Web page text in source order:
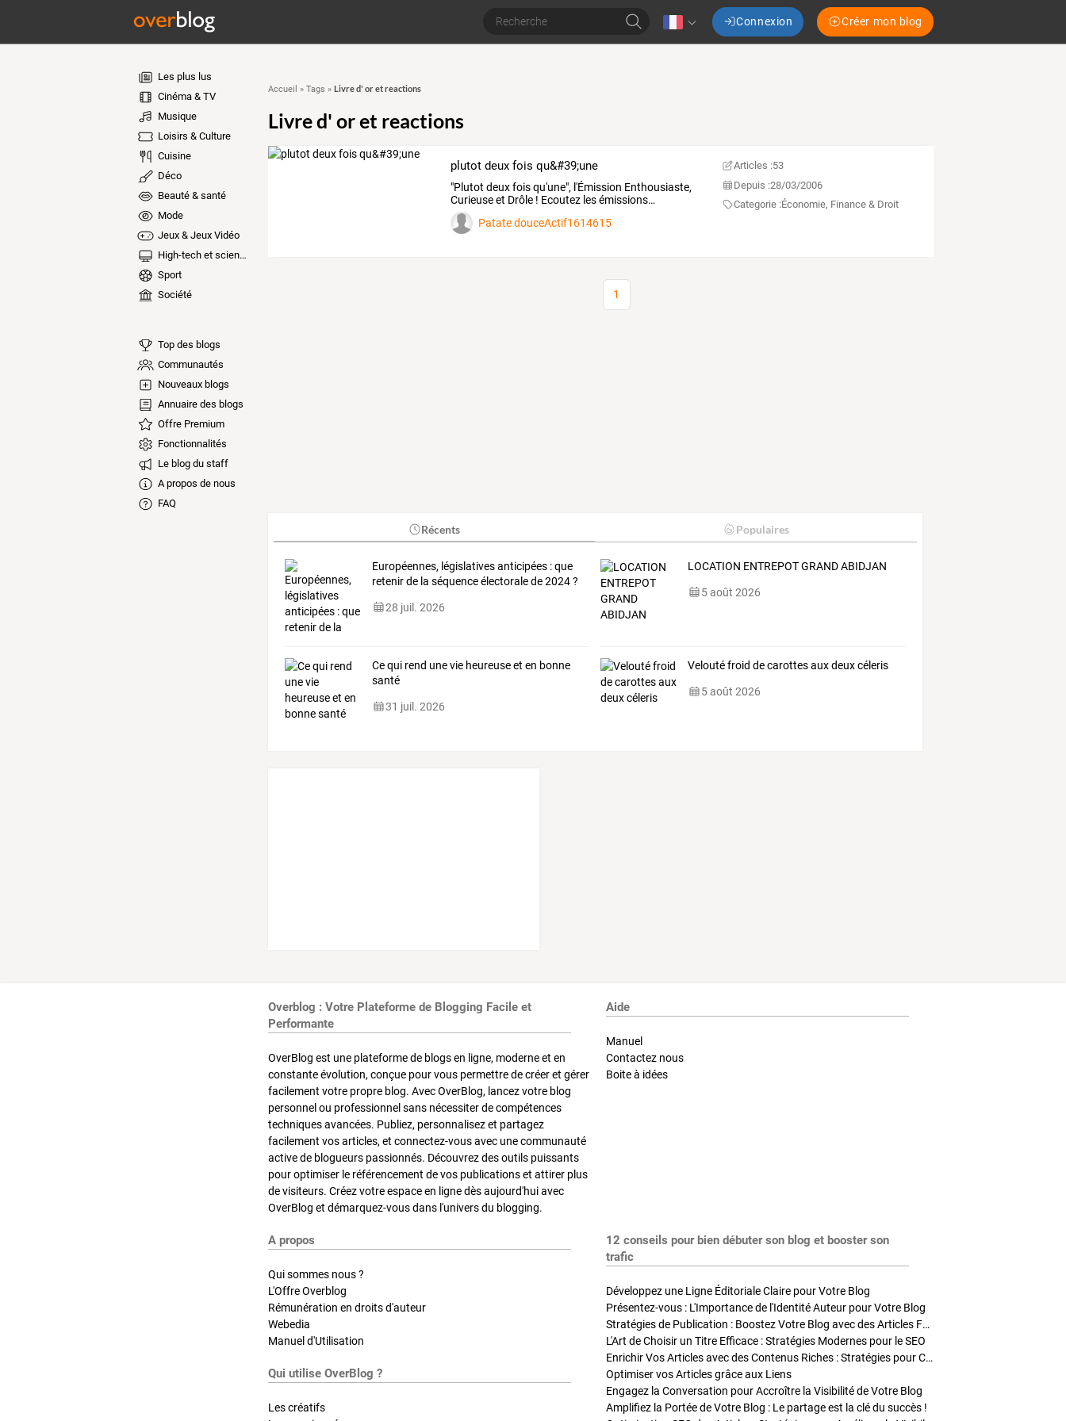
Connexion Créer mon blog
Les plus lus
Cinéma & TV
Musique
Loisirs & Culture
Cuisine
Déco
Beauté & santé
Mode
Jeux & Jeux Vidéo
High-tech et sciences
Sport
Société
Top des blogs
Communautés
Nouveaux blogs
Annuaire des blogs
Offre Premium
Fonctionnalités
Le blog du staff
A propos de nous
FAQ
Accueil » Tags » Livre d' or et reactions
Livre d' or et reactions
plutot deux fois qu&#39;une
"Plutot deuxfoisqu'une", l'Émission Enthousiaste,
Curieuseet Drôle ! Ecoutez lesémissions…
Patate douceActif1614615
Articles :53
Depuis :28/03/2006
Categorie :Économie, Finance & Droit
1
Récents Populaires
Européennes, législatives anticipées : que
retenir de la séquence électorale de 2024 ?
28 juil. 2026
LOCATION ENTREPOT GRAND ABIDJAN
5 août 2026
Ce qui rend une vie heureuse et en bonne
santé
31 juil. 2026
Velouté froid de carottes aux deux céleris
5 août 2026
Overblog : Votre Plateforme de Blogging Facile et
Performante
OverBlog est une plateforme de blogs en ligne, moderne et en
constante évolution, conçue pour vous permettre de créer et gérer
facilement votre propre blog. Avec OverBlog, lancez votre blog
personnel ou professionnel sans nécessiter de compétences
techniques avancées. Publiez, personnalisez et partagez
facilement vos articles, et connectez-vous avec une communauté
active de blogueurs passionnés. Découvrez des outils puissants
pour optimiser le référencement de vos publications et attirer plus
de visiteurs. Créez votre espace en ligne dès aujourd'hui avec
OverBlog et démarquez-vous dans l'univers du blogging.
Aide
Manuel
Contactez nous
Boite à idées
A propos
Qui sommes nous ?
L'Offre Overblog
Rémunération en droits d'auteur
Webedia
Manuel d'Utilisation
Qui utilise OverBlog ?
Les créatifs
12 conseils pour bien débuter son blog et booster son
trafic
Développez une Ligne Éditoriale Claire pour Votre Blog
Présentez-vous : L'Importance de l'Identité Auteur pour Votre Blog
Stratégies de Publication : Boostez Votre Blog avec des Articles Fréquents et Exclusifs
L'Art de Choisir un Titre Efficace : Stratégies Modernes pour le SEO
Enrichir Vos Articles avec des Contenus Riches : Stratégies pour Captiver et Optimiser
Optimiser vos Articles grâce aux Liens
Engagez la Conversation pour Accroître la Visibilité de Votre Blog
Amplifiez la Portée de Votre Blog : Le partage est la clé du succès !